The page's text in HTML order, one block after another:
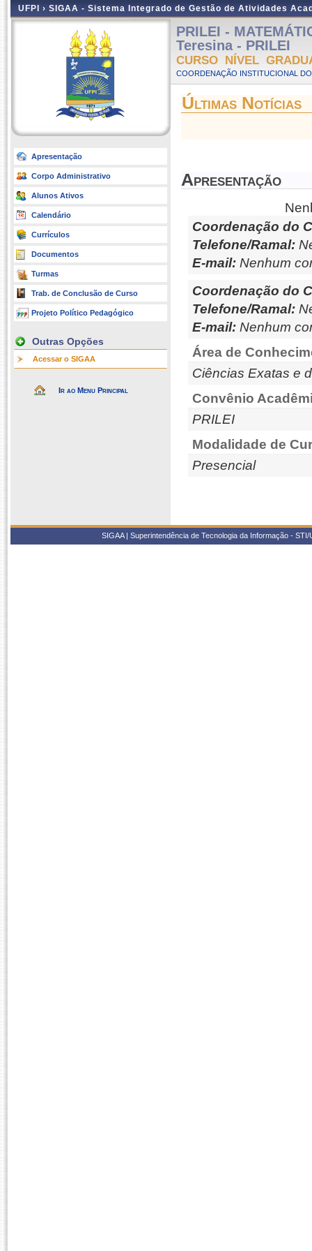
UFPI › SIGAA - Sistema Integrado de Gestão de Atividades
Apresentação
Corpo Administrativo
Alunos Ativos
Calendário
Currículos
Documentos
Turmas
Trab. de Conclusão de Curso
Projeto Político Pedagógico
Outras Opções
Acessar o SIGAA
Ir ao Menu Principal
PRILEI -
Teresina - PRILEI
CURSO NÍVEL
COORDENAÇÃO INSTITUCIONAL
Últimas Notícias
Apresentação
Coordenação do
Telefone/Ramal:
E-mail: Nenhum
Coordenação do
Telefone/Ramal:
E-mail: Nenhum
Área de
Ciências Exatas e
Convênio
PRILEI
Modalidade de
Presencial
SIGAA | Superintendência de Tecnologia da Informação -